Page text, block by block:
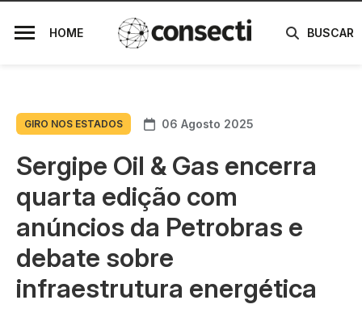
HOME BUSCAR
GIRO NOS ESTADOS 06 Agosto 2025
Sergipe Oil & Gas encerra
quarta edição com
anúncios da Petrobras e
debate sobre
infraestrutura energética